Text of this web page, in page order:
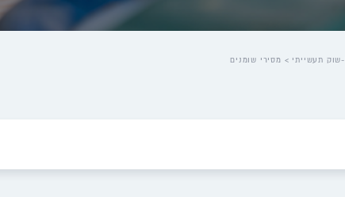
> מסירי שומנים